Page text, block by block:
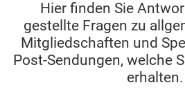
Hier finden Sie
gestellte Fragen zu
Mitgliedschaften und
Post-Sendungen, welche
erhalten.
Jobs
Presse
FAQs